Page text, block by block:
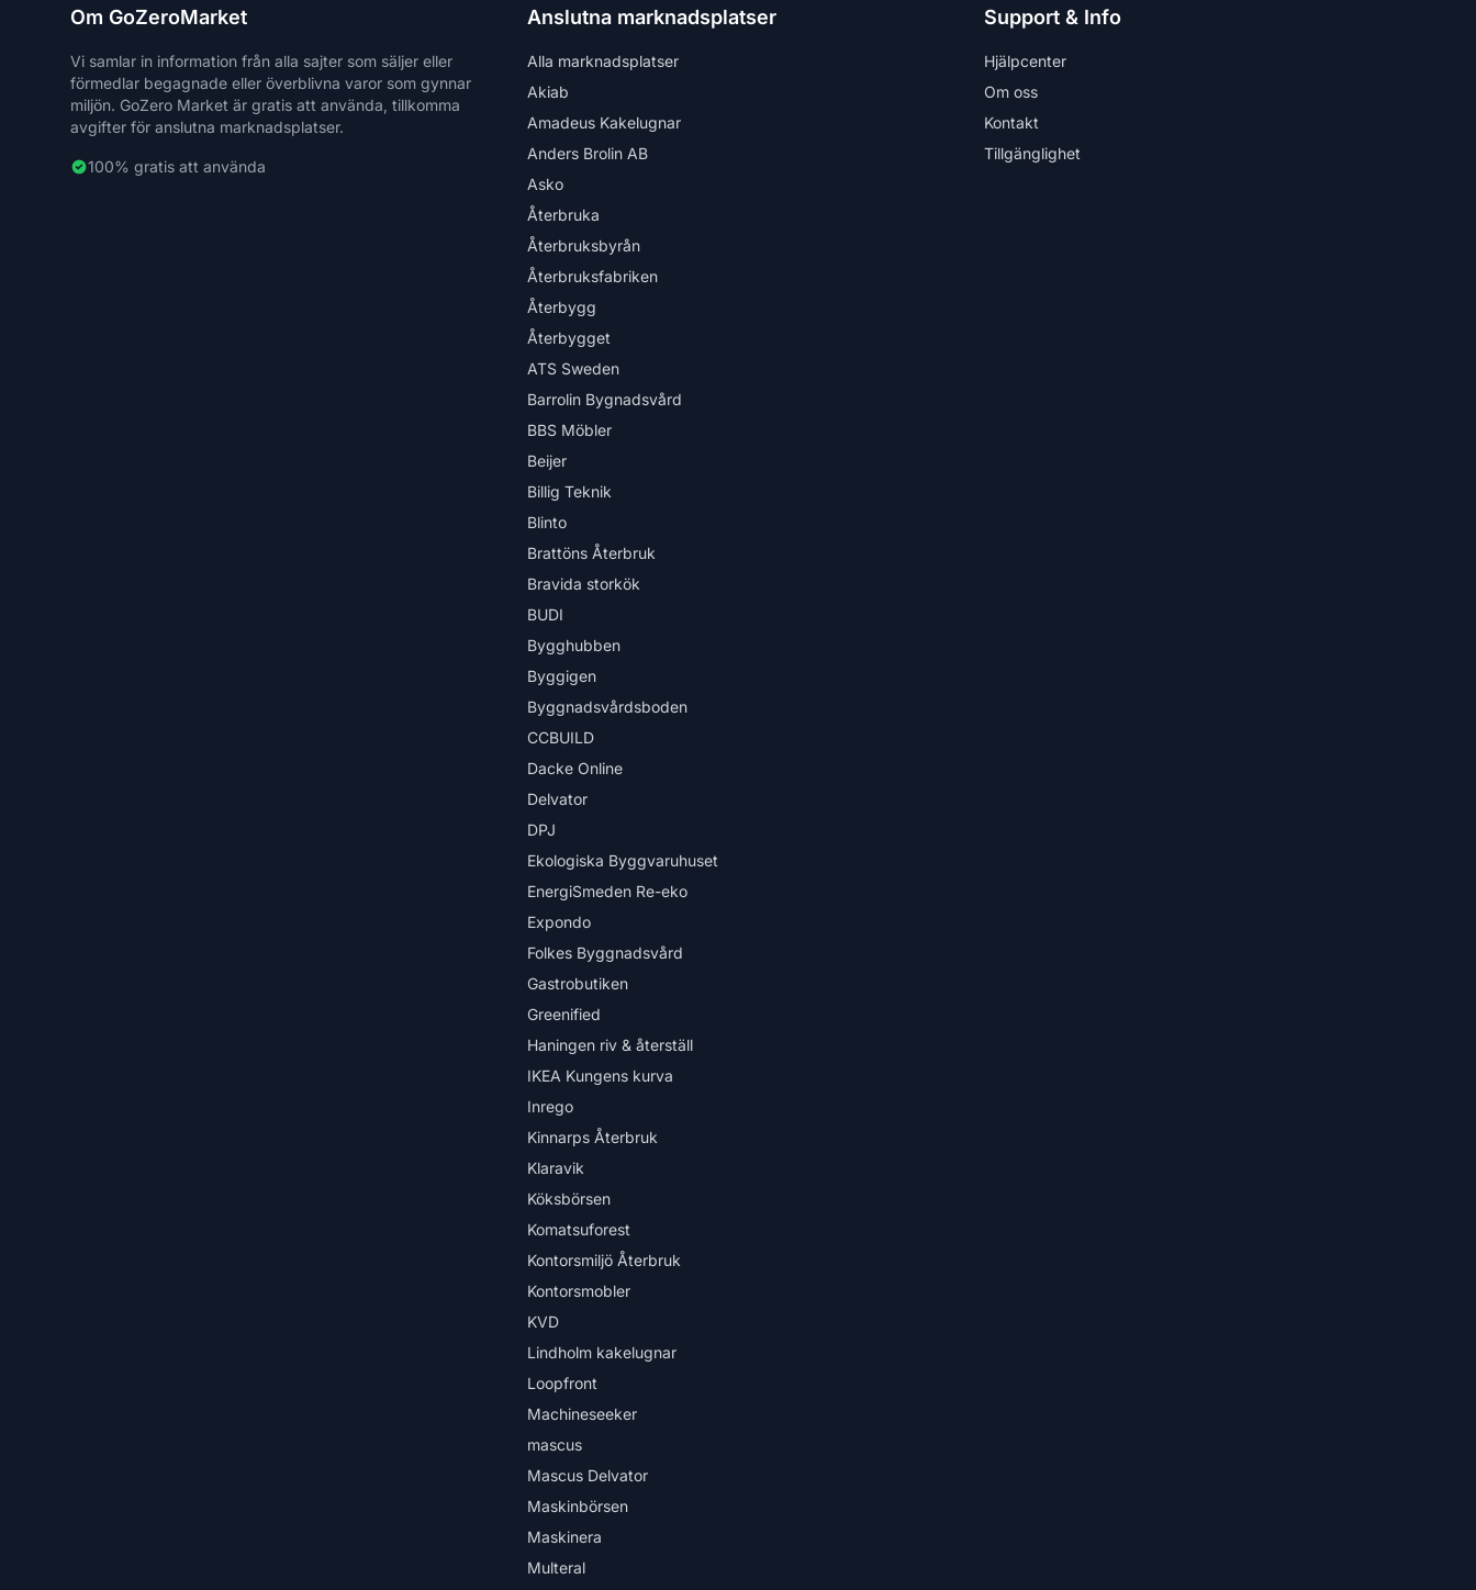
Om GoZeroMarket
Vi samlar in information från alla sajter som säljer eller
förmedlar begagnade eller överblivna varor som gynnar
miljön. GoZero Market är gratis att använda, tillkomma
avgifter för anslutna marknadsplatser.
100% gratis att använda
Anslutna marknadsplatser
Alla marknadsplatser
Akiab
Amadeus Kakelugnar
Anders Brolin AB
Asko
Återbruka
Återbruksbyrån
Återbruksfabriken
Återbygg
Återbygget
ATS Sweden
Barrolin Bygnadsvård
BBS Möbler
Beijer
Billig Teknik
Blinto
Brattöns Återbruk
Bravida storkök
BUDI
Bygghubben
Byggigen
Byggnadsvårdsboden
CCBUILD
Dacke Online
Delvator
DPJ
Ekologiska Byggvaruhuset
EnergiSmeden Re-eko
Expondo
Folkes Byggnadsvård
Gastrobutiken
Greenified
Haningen riv & återställ
IKEA Kungens kurva
Inrego
Kinnarps Återbruk
Klaravik
Köksbörsen
Komatsuforest
Kontorsmiljö Återbruk
Kontorsmobler
KVD
Lindholm kakelugnar
Loopfront
Machineseeker
mascus
Mascus Delvator
Maskinbörsen
Maskinera
Multeral
Support & Info
Hjälpcenter
Om oss
Kontakt
Tillgänglighet